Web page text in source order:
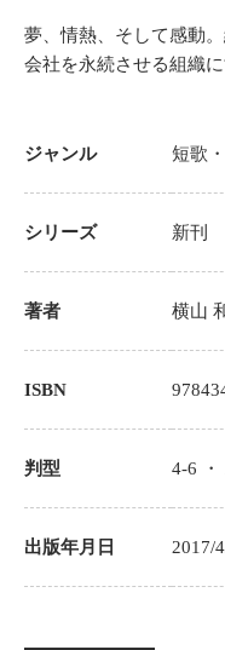
夢、情熱、そして感動
会社を永続させる組織
ジャンル 短歌
シリーズ 新刊
著者 横山
ISBN
判型 4-6 ・
出版年月日 2017/